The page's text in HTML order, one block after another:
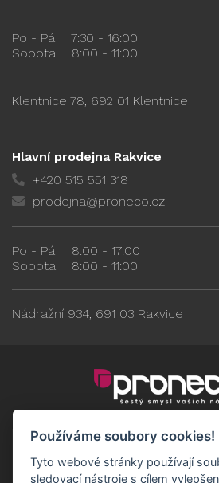
Po - Pá
7:30 - 16:00
Sobota
8:00 - 11:00
Klentnice 78, 692 01 Klentnice
Hlavní prodejna Rakvice
+420 515 551 318
prodejna@proneco.cz
Po - Pá
8:00 - 17:00
Sobota
8:00 - 11:00
Nádražní 934, 691 03 Rakvice
Používáme soubory cookies!
Tyto webové stránky používají
sledovací nástroje s cílem